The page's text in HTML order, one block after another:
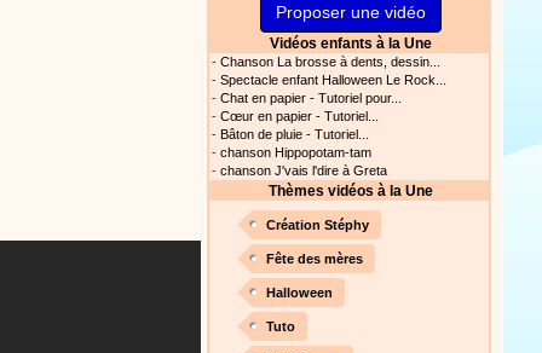
Proposer une vidéo
Vidéos enfants à la Une
- Chanson La brosse à dents, dessin...
- Spectacle enfant Halloween Le Rock...
- Chat en papier - Tutoriel pour...
- Cœur en papier - Tutoriel...
- Bâton de pluie - Tutoriel...
- chanson Hippopotam-tam
- chanson J'vais l'dire à Greta
Thèmes vidéos à la Une
Création Stéphy
Fête des mères
Halloween
Tuto